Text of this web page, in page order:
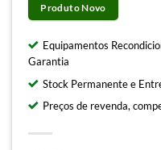
Produto Novo
Equipamentos
Garantia
Stock Permanente e
Preços de revenda,